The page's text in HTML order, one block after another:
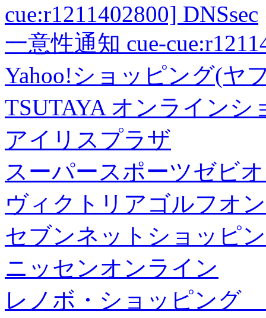
cue:r1211402800] DNSsec
一意性通知 cue-
Yahoo!ショッピング(ヤ
TSUTAYA オンラインシ
アイリスプラザ
スーパースポーツゼビ
ヴィクトリアゴルフオ
セブンネットショッピ
ニッセンオンライン
レノボ・ショッピング